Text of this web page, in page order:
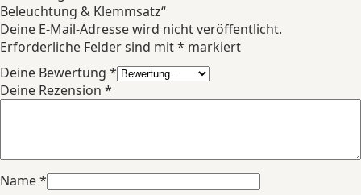
Beleuchtung & Klemmsatz“
Deine E-Mail-Adresse wird nicht veröffentlicht.
Erforderliche Felder sind mit* markiert
Deine Bewertung *
Deine Rezension *
Name*